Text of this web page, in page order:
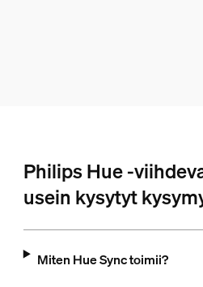
Philips Hue -
usein kysytyt
Miten Hue Sync toimii?